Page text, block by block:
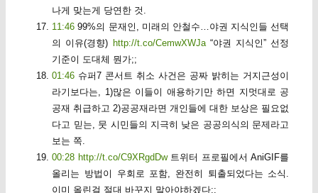
나게 맞는게 당연한 것.
11:46 99%의 문재인, 미래의 안철수…야권 지식인들 선택
의 이유(경향) http://t.co/CemwXWJa“야권 지식인” 선정
기준이 도대체 뭔가;;
01:46 슈퍼7 콘서트 취소 사건은 공짜 밝히는 거지근성이
라기보다는, 1)많은 이들이 애용하기만 하면 지멋대로 공
공재 취급하고 2)공공재라면 개인들에 대한 보상은 필요없
다고 믿는, 뭇 시민들의 지극히 낮은 공공의식의 문제라고
보는 쪽.
00:28 http://t.co/C9XRgdDw트위터 프로필에서 AniGIF를
올리는 방법이 우회로 포함, 완전히 퇴출되었다는 소식.
이미 올린걸 절대 바꾸지 말아야하겠다;;